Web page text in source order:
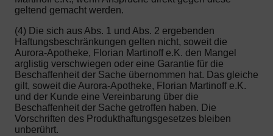
geltend gemacht werden.
(4) Die sich aus Abs. 1 und Abs. 2 ergebenden
Haftungsbeschränkungen gelten nicht, soweit die
Aurora-Apotheke, Florian Martinoff e.K. den Mangel
arglistig verschwiegen oder eine Garantie für die
Beschaffenheit der Sache übernommen hat. Das gleiche
gilt, soweit die Aurora-Apotheke, Florian Martinoff e.K.
und der Kunde eine Vereinbarung über die
Beschaffenheit der Sache getroffen haben. Die
Vorschriften des Produkthaftungsgesetzes bleiben
unberührt.